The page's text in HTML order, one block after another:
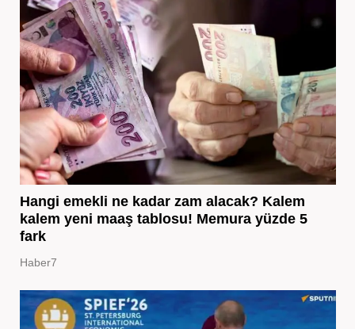
Hangi emekli ne kadar zam alacak? Kalem
kalem yeni maaş tablosu! Memura yüzde 5
fark
Haber7